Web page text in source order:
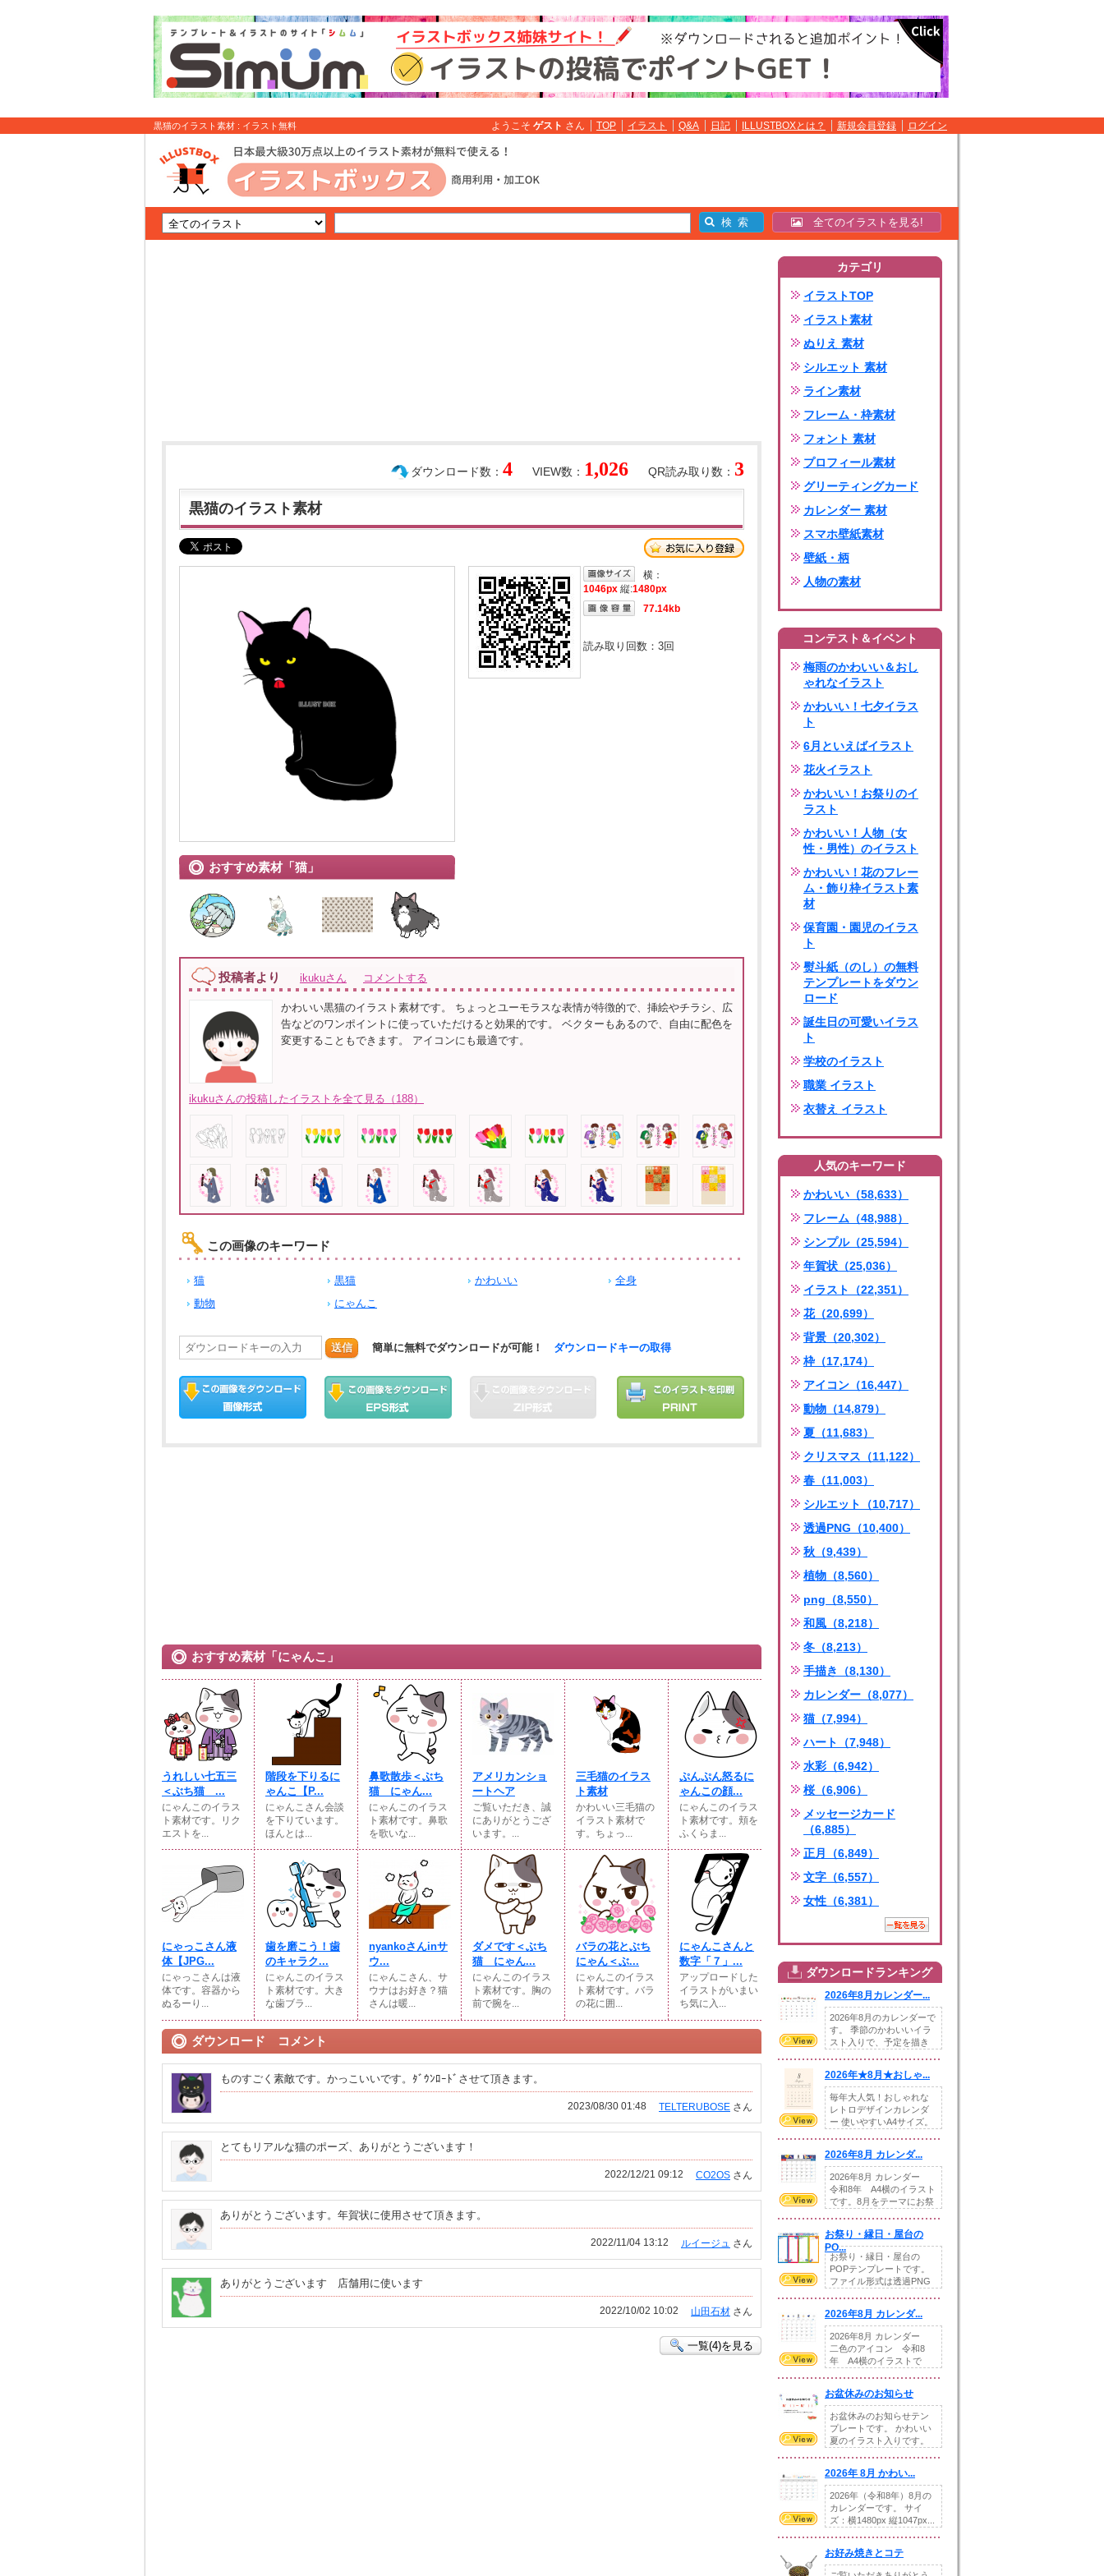
黒猫のイラスト素材 : イラスト無料 ようこそ ゲスト さん TOP イラスト Q&A 日記 ILLUSTBOXとは？ 新規会員登録 ログイン
全てのイラストを見る!
QR読み取り数： 3
VIEW数： 1,026
ダウンロード数： 4
黒猫のイラスト素材
おすすめ素材「猫」
横：
1046px 縦:1480px
77.14kb
読み取り回数： 3回
投稿者より ikukuさん コメントする
かわいい黒猫のイラスト素材です。 ちょっとユーモラスな表情が特徴的で、挿絵やチラシ、広
告などのワンポイントに使っていただけると効果的です。 ベクターもあるので、自由に配色を
変更することもできます。 アイコンにも最適です。
ikukuさんの投稿したイラストを全て見る（188）
この画像のキーワード
猫 黒猫 かわいい
全身
動物
にゃんこ
送信 簡単に無料でダウンロードが可能！ ダウンロードキーの取得
おすすめ素材「にゃんこ」
うれしい七五三
＜ぶち猫 ...
にゃんこのイラス
ト素材です。リク
エストを...
階段を下りるに
ゃんこ【P...
にゃんこさん会談
を下りています。
ほんとは...
鼻歌散歩＜ぶち
猫 にゃん...
にゃんこのイラス
ト素材です。鼻歌
を歌いな...
アメリカンショ
ートヘア
ご覧いただき、誠
にありがとうござ
います。...
三毛猫のイラス
ト素材
かわいい三毛猫の
イラスト素材で
す。ちょっ...
ぷんぷん怒るに
ゃんこの顔...
にゃんこのイラス
ト素材です。頬を
ふくらま...
にゃっこさん液
体【JPG...
にゃっこさんは液
体です。容器から
ぬるーり...
歯を磨こう！歯
のキャラク...
にゃんこのイラス
ト素材です。大き
な歯ブラ...
nyankoさんinサ
ウ...
にゃんこさん、サ
ウナはお好き？猫
さんは暖...
ダメです＜ぶち
猫 にゃん...
にゃんこのイラス
ト素材です。胸の
前で腕を...
バラの花とぶち
にゃん＜ぶ...
にゃんこのイラス
ト素材です。バラ
の花に囲...
にゃんこさんと
数字「７」...
アップロードした
イラストがいまい
ち気に入...
ダウンロード コメント
ものすごく素敵です。かっこいいです。ﾀﾞｳﾝﾛｰﾄﾞさせて頂きます。
TELTERUBOSE さん
2023/08/30 01:48
とてもリアルな猫のポーズ、ありがとうございます！
CO2OS さん
2022/12/21 09:12
ありがとうございます。年賀状に使用させて頂きます。
ルイージュ さん
2022/11/04 13:12
ありがとうございます 店舗用に使います
山田石材 さん
2022/10/02 10:02
一覧(4)を見る
カテゴリ
イラストTOP
イラスト素材
ぬりえ 素材
シルエット 素材
ライン素材
フレーム・枠素材
フォント 素材
プロフィール素材
グリーティングカード
カレンダー 素材
スマホ壁紙素材
壁紙・柄
人物の素材
コンテスト＆イベント
梅雨のかわいい＆おし
ゃれなイラスト
かわいい！七夕イラス
ト
6月といえばイラスト
花火イラスト
かわいい！お祭りのイ
ラスト
かわいい！人物（女
性・男性）のイラスト
かわいい！花のフレー
ム・飾り枠イラスト素
材
保育園・園児のイラス
ト
熨斗紙（のし）の無料
テンプレートをダウン
ロード
誕生日の可愛いイラス
ト
学校のイラスト
職業 イラスト
衣替え イラスト
人気のキーワード
かわいい（58,633）
フレーム（48,988）
シンプル（25,594）
年賀状（25,036）
イラスト（22,351）
花（20,699）
背景（20,302）
枠（17,174）
アイコン（16,447）
動物（14,879）
夏（11,683）
クリスマス（11,122）
春（11,003）
シルエット（10,717）
透過PNG（10,400）
秋（9,439）
植物（8,560）
png（8,550）
和風（8,218）
冬（8,213）
手描き（8,130）
カレンダー（8,077）
猫（7,994）
ハート（7,948）
水彩（6,942）
桜（6,906）
メッセージカード
（6,885）
正月（6,849）
文字（6,557）
女性（6,381）
ダウンロードランキング
2026年8月カレンダー...
2026年8月のカレンダーで
す。 季節のかわいいイラ
スト入りで、予定を描き
2026年★8月★おしゃ...
毎年大人気！おしゃれな
レトロデザインカレンダ
ー 使いやすいA4サイズ。
2026年8月 カレンダ...
2026年8月 カレンダー
令和8年 A4横のイラスト
です。8月をテーマにお祭
お祭り・縁日・屋台の
PO...
お祭り・縁日・屋台の
POPテンプレートです。
ファイル形式は透過PNG
2026年8月 カレンダ...
2026年8月 カレンダー
二色のアイコン 令和8
年 A4横のイラストで
お盆休みのお知らせ
お盆休みのお知らせテン
プレートです。 かわいい
夏のイラスト入りです。
2026年 8月 かわい...
2026年（令和8年）8月の
カレンダーです。 サイ
ズ：横1480px 縦1047px...
お好み焼きとコテ